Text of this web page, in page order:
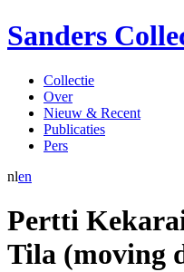
Sanders
Collectie
Over
Nieuw & Recent
Publicaties
Pers
nlen
Pertti
Tila (moving